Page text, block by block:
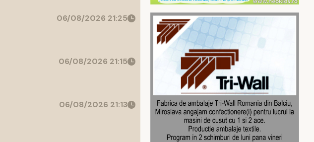
06/08/2026 21:25
06/08/2026 21:15
06/08/2026 21:13